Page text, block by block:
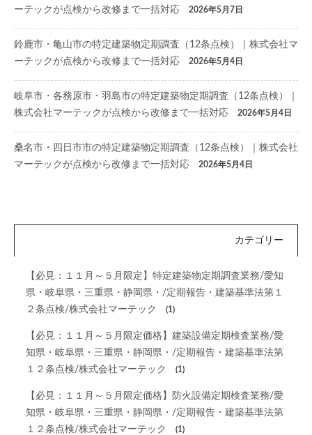
ーテックが点検から改修まで一括対応
2026年5月7日
鈴鹿市・亀山市の特定建築物定期調査（12条点検）｜株式会社マ
ーテックが点検から改修まで一括対応
2026年5月4日
岐阜市・各務原市・羽島市の特定建築物定期調査（12条点検）｜
株式会社マーテックが点検から改修まで一括対応
2026年5月4日
桑名市・四日市市の特定建築物定期調査（12条点検）｜株式会社
マーテックが点検から改修まで一括対応
2026年5月4日
カテゴリー
【必見：１１月～５月限定】特定建築物定期調査業務/愛知
県・岐阜県・三重県・静岡県・/定期報告・建築基準法第１
２条点検/株式会社マーテック
(1)
【必見：１１月～５月限定価格】建築設備定期検査業務/愛
知県・岐阜県・三重県・静岡県・/定期報告・建築基準法第
１２条点検/株式会社マーテック
(1)
【必見：１１月～５月限定価格】防火設備定期検査業務/愛
知県・岐阜県・三重県・静岡県・/定期報告・建築基準法第
１２条点検/株式会社マーテック
(1)